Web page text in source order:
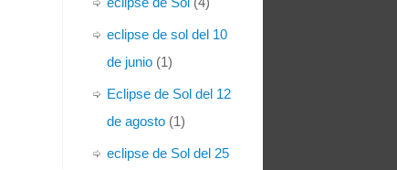
eclipse de sol del 10
de junio (1)
Eclipse de Sol del 12
de agosto (1)
eclipse de Sol del 25